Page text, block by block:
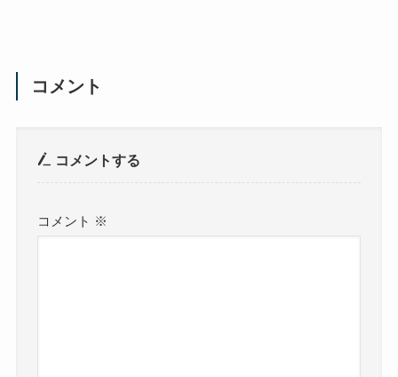
コメント
コメントする
コメント ※